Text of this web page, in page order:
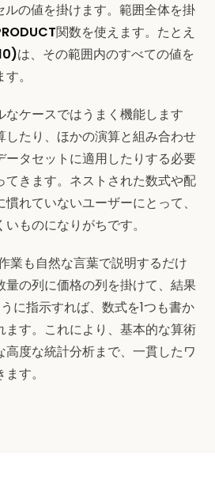
ルの値を掛けます。範囲全体を掛
関数を使えます。たとえ
は、その範囲内のすべての値を
。
ケースではうまく機能します
したり、ほかの演算と組み合わせ
ータセットに適用したりする必要
てきます。ネストされた数式や配
れていないユーザーにとって、
ものになりがちです。
業も自然な言葉で説明するだけ
量の列に価格の列を掛けて、結果
に指示すれば、数式を1つも書か
ます。これにより、基本的な算術
度な統計分析まで、一貫したワ
す。